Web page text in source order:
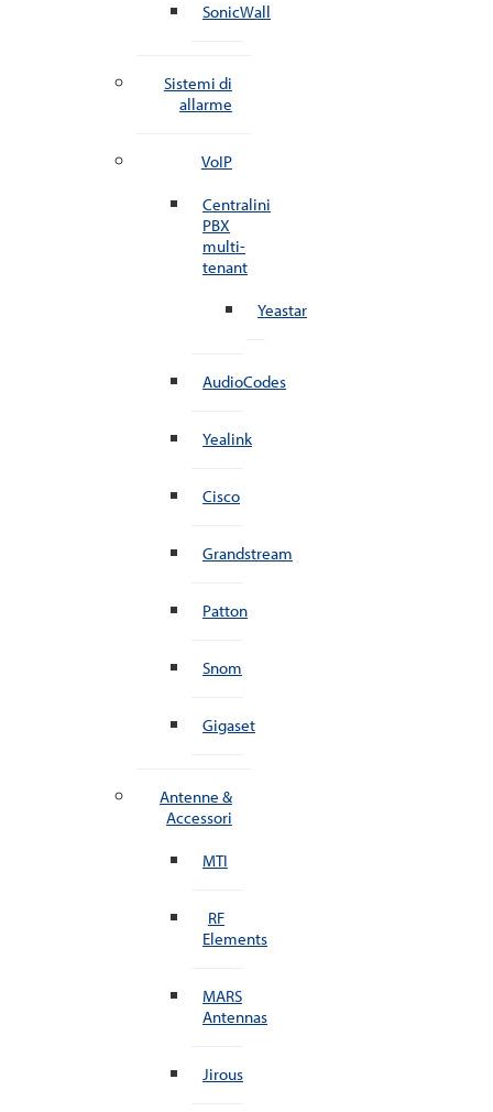
SonicWall
Sistemi di
allarme
VoIP
Centralini
PBX
multi-
tenant
Yeastar
AudioCodes
Yealink
Cisco
Grandstream
Patton
Snom
Gigaset
Antenne &
Accessori
MTI
RF
Elements
MARS
Antennas
Jirous